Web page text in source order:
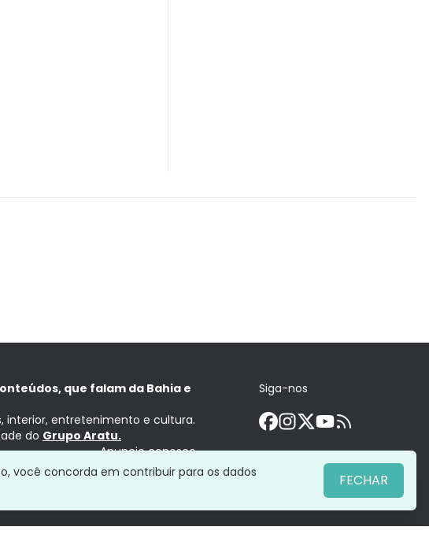
que falam da Bahia e
interior, entretenimento e cultura.
do Grupo Aratu.
Anuncie conosco
Siga-nos
você concorda em contribuir para os dados
FECHAR